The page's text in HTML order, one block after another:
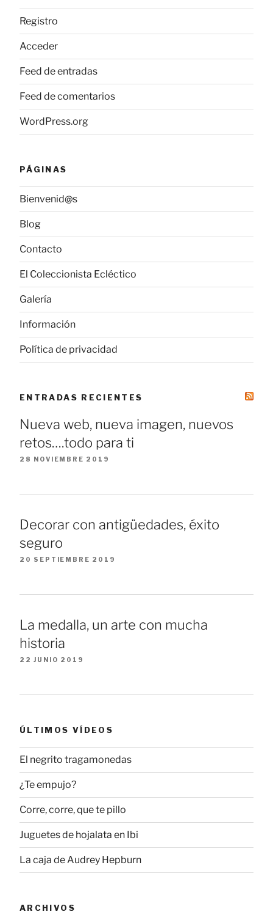
Registro
Acceder
Feed de entradas
Feed de comentarios
WordPress.org
PÁGINAS
Bienvenid@s
Blog
Contacto
El Coleccionista Ecléctico
Galería
Información
Política de privacidad
ENTRADAS RECIENTES
Nueva web, nueva imagen, nuevos
retos….todo para ti
28 NOVIEMBRE 2019
Decorar con antigüedades, éxito
seguro
20 SEPTIEMBRE 2019
La medalla, un arte con mucha
historia
22 JUNIO 2019
ÚLTIMOS VÍDEOS
El negrito tragamonedas
¿Te empujo?
Corre, corre, que te pillo
Juguetes de hojalata en Ibi
La caja de Audrey Hepburn
ARCHIVOS